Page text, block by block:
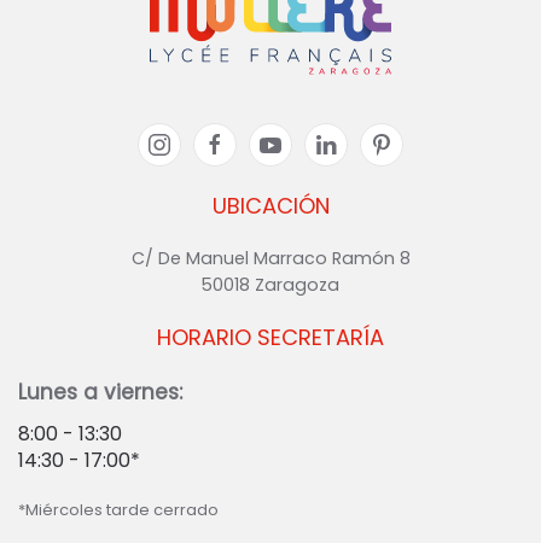
UBICACIÓN
C/ De Manuel Marraco Ramón 8
50018 Zaragoza
HORARIO SECRETARÍA
Lunes a viernes:
8:00 - 13:30
14:30 - 17:00*
*Miércoles tarde cerrado